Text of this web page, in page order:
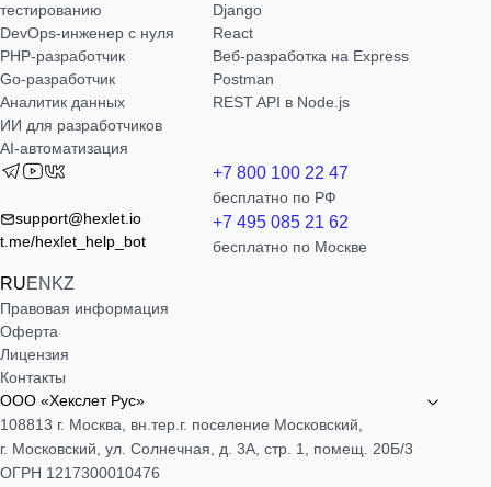
тестированию
DevOps-инженер с нуля
РНР-разработчик
Go-разработчик
Аналитик данных
ИИ для разработчиков
AI-автоматизация
Django
React
Веб-разработка на Express
Postman
REST API в Node.js
support@hexlet.io
t.me/hexlet_help_bot
RUEN KZ
+7 800 100 22 47
бесплатно по РФ
+7 495 085 21 62
бесплатно по Москве
Правовая информация
Оферта
Лицензия
Контакты
ООО «Хекслет Рус»
108813 г. Москва, вн.тер.г. поселение Московский,
г. Московский, ул. Солнечная, д. 3А, стр. 1, помещ. 20Б/3
ОГРН 1217300010476